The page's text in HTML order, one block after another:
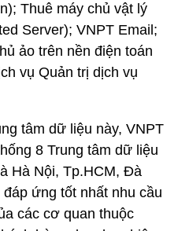
Thuê máy chủ vật lý
Server); VNPT Email;
ảo trên nền điện toán
vụ Quản trị dịch vụ
tâm dữ liệu này, VNPT
8 Trung tâm dữ liệu
Hà Nội, Tp.HCM, Đà
ứng tốt nhất nhu cầu
các cơ quan thuộc